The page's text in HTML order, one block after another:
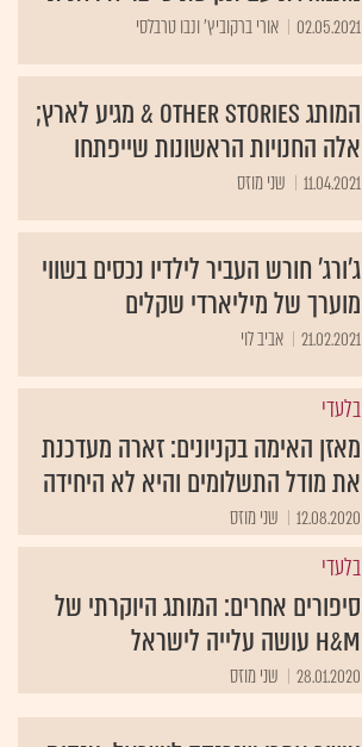
02.05.2021 אורי ברקוביץ' ונבו טרבלסי
המותג Other Stories & מגיע לארץ;
אלה החנויות הראשונות שייפתחו
11.04.2021 שני מוזס
ג'ורג' חורש העביר לילדיו נכסים בשווי
מוערך של מיליארדי שקלים
21.02.2021 אביב לוי
בלעדי
מאזן האימה בקניונים: זארה מעדכנת
את מודל התשלומים והיא לא היחידה
12.08.2020 שני מוזס
בלעדי
סיפורים אחרים: המותג היוקרתי של
H&M עושה עלייה לישראל
28.01.2020 שני מוזס